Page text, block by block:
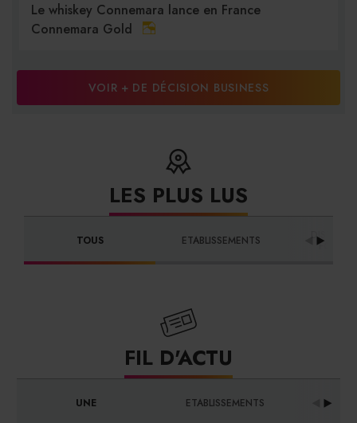
Le whiskey Connemara lance en France
Connemara Gold
VOIR + DE DÉCISION BUSINESS
LES PLUS LUS
TOUS ETABLISSEMENTS
FIL D'ACTU
UNE ETABLISSEMENTS